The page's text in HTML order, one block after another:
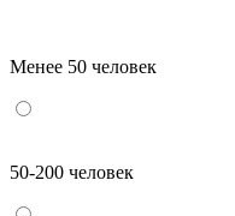
Менее 50 человек
50-200 человек